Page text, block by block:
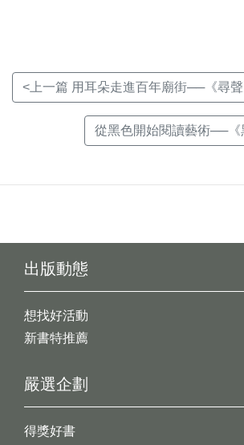
<上一篇 用耳朵走進百年廟街──《尋
從黑色開始閱讀藝術──《
出版動態
想找好活動
新書特推薦
嚴選企劃
得獎好書